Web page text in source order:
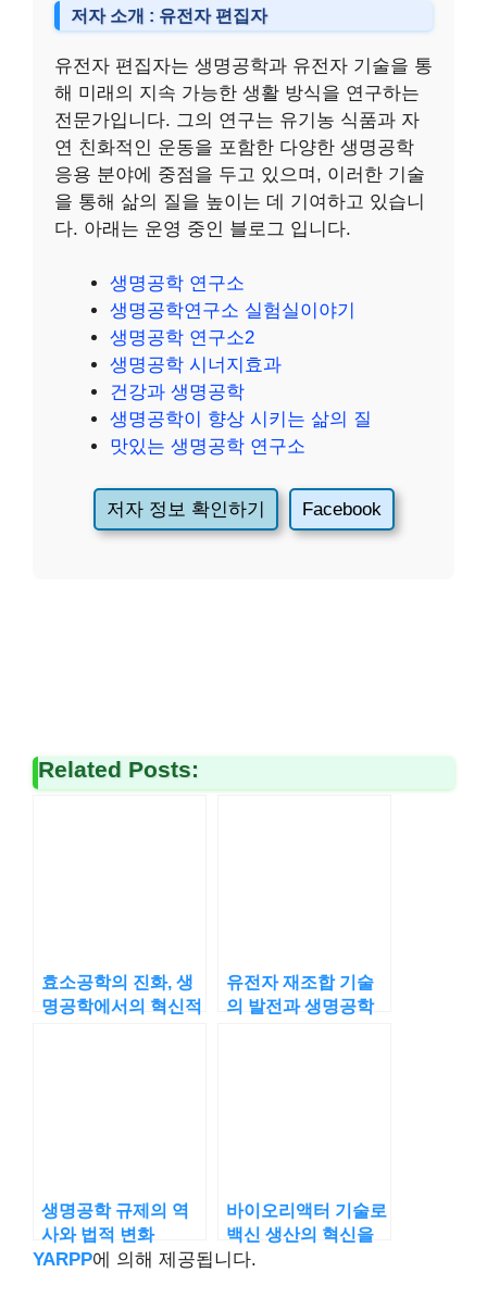
저자 소개 : 유전자 편집자
유전자 편집자는 생명공학과 유전자 기술을 통
해 미래의 지속 가능한 생활 방식을 연구하는
전문가입니다. 그의 연구는 유기농 식품과 자
연 친화적인 운동을 포함한 다양한 생명공학
응용 분야에 중점을 두고 있으며, 이러한 기술
을 통해 삶의 질을 높이는 데 기여하고 있습니
다. 아래는 운영 중인 블로그 입니다.
생명공학 연구소
생명공학연구소 실험실이야기
생명공학 연구소2
생명공학 시너지효과
건강과 생명공학
생명공학이 향상 시키는 삶의 질
맛있는 생명공학 연구소
저자 정보 확인하기 Facebook
Related Posts:
효소공학의 진화, 생
명공학에서의 혁신적
유전자 재조합 기술
의 발전과 생명공학
생명공학 규제의 역
사와 법적 변화
바이오리액터 기술로
백신 생산의 혁신을
이루다
YARPP에 의해 제공됩니다.